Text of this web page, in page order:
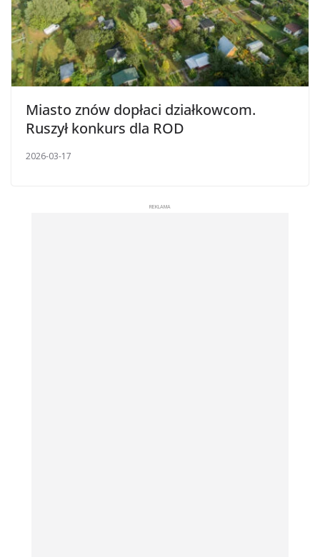
Miasto znów dopłaci działkowcom.
Ruszył konkurs dla ROD
2026-03-17
REKLAMA